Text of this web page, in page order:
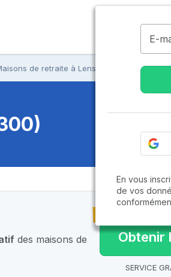
de retraite à Lens
des maisons de
Obtenir
SERVICE
E-
En vous
de vos